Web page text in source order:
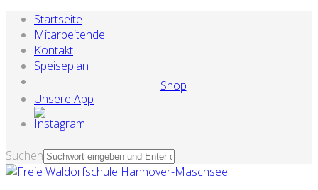
Startseite
Mitarbeitende
Kontakt
Speiseplan
Shop
Unsere App
Suchen